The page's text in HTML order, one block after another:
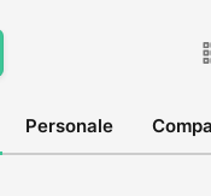
Personale